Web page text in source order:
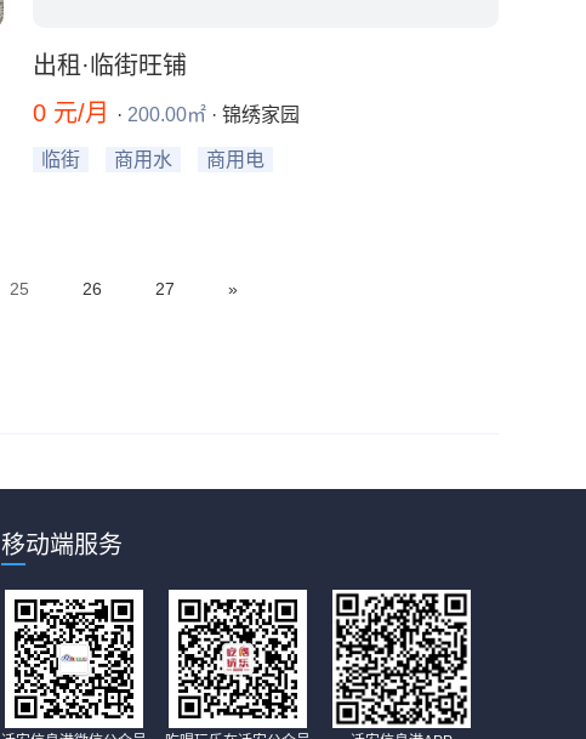
出租·临街旺铺
0 元/月
· 200.00㎡ · 锦绣家园
临街 商用水 商用电
25 26 27 »
移动端服务